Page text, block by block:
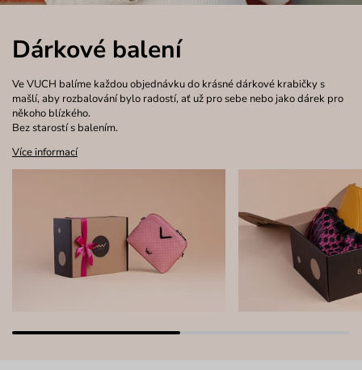
Dárkové balení
Ve VUCH balíme každou objednávku do krásné dárkové krabičky s
mašlí, aby rozbalování bylo radostí, ať už pro sebe nebo jako dárek pro
někoho blízkého.
Bez starostí s balením.
Více informací